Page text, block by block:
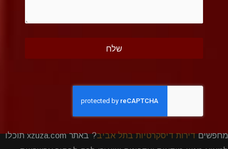
מחפשיםדירות דיסקרטיות בתל אביב
? באתר xzuza.com תוכלו